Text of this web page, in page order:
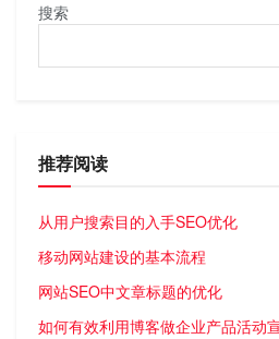
搜索
推荐阅读
从用户搜索目的入手SEO优化
移动网站建设的基本流程
网站SEO中文章标题的优化
如何有效利用博客做企业产品活动